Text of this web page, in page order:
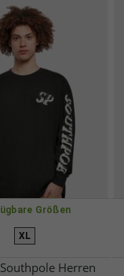
Größen
XL
Herren